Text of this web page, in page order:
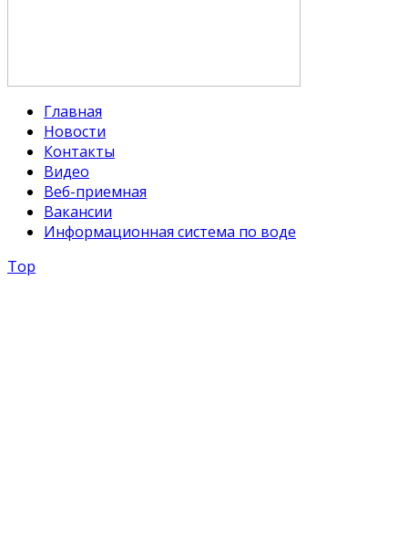
Главная
Новости
Контакты
Видео
Веб-приемная
Вакансии
Информационная система по воде
Top